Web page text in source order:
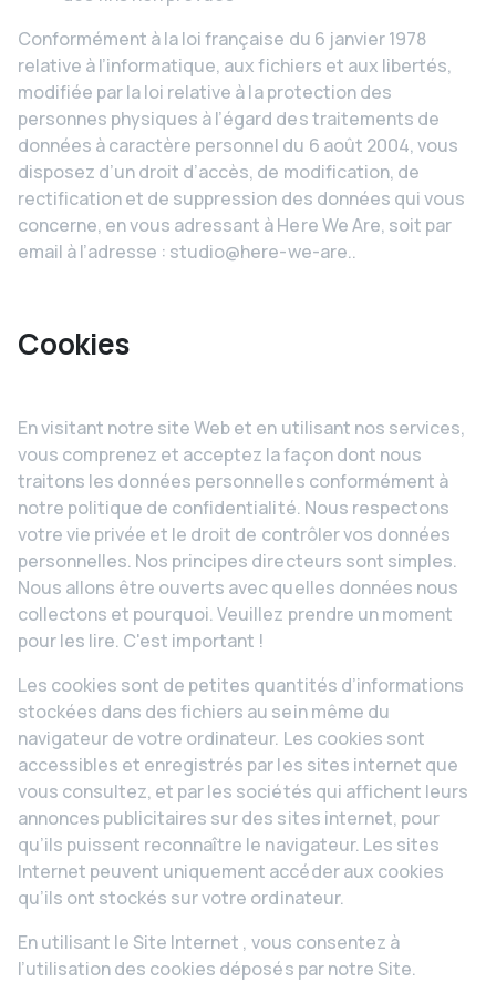
Conformément à la loi française du 6 janvier 1978
relative à l’informatique, aux fichiers et aux libertés,
modifiée par la loi relative à la protection des
personnes physiques à l’égard des traitements de
données à caractère personnel du 6 août 2004, vous
disposez d’un droit d’accès, de modification, de
rectification et de suppression des données qui vous
concerne, en vous adressant à Here We Are, soit par
email à l’adresse : studio@here-we-are..
Cookies
En visitant notre site Web et en utilisant nos services,
vous comprenez et acceptez la façon dont nous
traitons les données personnelles conformément à
notre politique de confidentialité. Nous respectons
votre vie privée et le droit de contrôler vos données
personnelles. Nos principes directeurs sont simples.
Nous allons être ouverts avec quelles données nous
collectons et pourquoi. Veuillez prendre un moment
pour les lire. C'est important !
Les cookies sont de petites quantités d’informations
stockées dans des fichiers au sein même du
navigateur de votre ordinateur. Les cookies sont
accessibles et enregistrés par les sites internet que
vous consultez, et par les sociétés qui affichent leurs
annonces publicitaires sur des sites internet, pour
qu’ils puissent reconnaître le navigateur. Les sites
Internet peuvent uniquement accéder aux cookies
qu’ils ont stockés sur votre ordinateur.
En utilisant le Site Internet , vous consentez à
l’utilisation des cookies déposés par notre Site.